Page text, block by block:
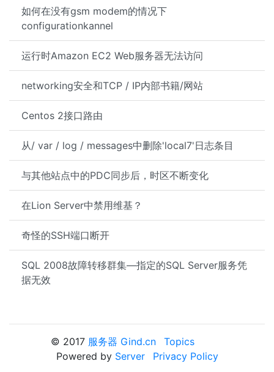
如何在没有gsm modem的情况下
configurationkannel
运行时Amazon EC2 Web服务器无法访问
networking安全和TCP / IP内部书籍/网站
Centos 2接口路由
从/ var / log / messages中删除'local7'日志条目
与其他站点中的PDC同步后，时区不断变化
在Lion Server中禁用维基？
奇怪的SSH端口断开
SQL 2008故障转移群集—指定的SQL Server服务凭
据无效
© 2017 服务器 Gind.cn
Topics
Powered by Server Privacy Policy